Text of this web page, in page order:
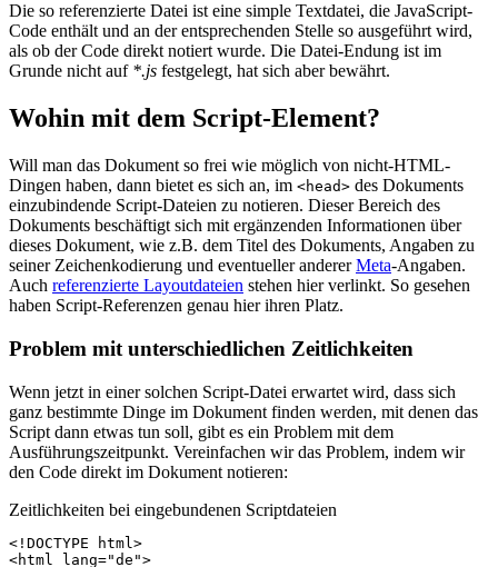
Die so referenzierte Datei ist eine simple Textdatei, die JavaScript-
Code enthält und an der entsprechenden Stelle so ausgeführt wird,
als ob der Code direkt notiert wurde. Die Datei-Endung ist im
Grunde nicht auf *.js festgelegt, hat sich aber bewährt.
Wohin mit dem Script-Element?
Will man das Dokument so frei wie möglich von nicht-HTML-
Dingen haben, dann bietet es sich an, im <head> des Dokuments
einzubindende Script-Dateien zu notieren. Dieser Bereich des
Dokuments beschäftigt sich mit ergänzenden Informationen über
dieses Dokument, wie z.B. dem Titel des Dokuments, Angaben zu
seiner Zeichenkodierung und eventueller andererMeta-Angaben.
Auch referenzierte Layoutdateien stehen hier verlinkt. So gesehen
haben Script-Referenzen genau hier ihren Platz.
Problem mit unterschiedlichen Zeitlichkeiten
Wenn jetzt in einer solchen Script-Datei erwartet wird, dass sich
ganz bestimmte Dinge im Dokument finden werden, mit denen das
Script dann etwas tun soll, gibt es ein Problem mit dem
Ausführungszeitpunkt. Vereinfachen wir das Problem, indem wir
den Code direkt im Dokument notieren:
Zeitlichkeiten bei eingebundenen Scriptdateien
<!DOCTYPE html>
<html lang="de">